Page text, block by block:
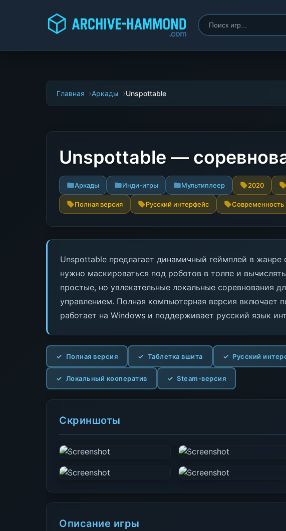
Главная Аркады Unspottable
Unspottable —
Аркады Инди-игры Мультиплеер 2020
Полная версия Русский интерфейс Современность
Unspottable предлагает динамичный геймплей в жанре
нужно маскироваться под роботов в толпе и
простые, но увлекательные локальные соревнования
управлением. Полная компьютерная версия включает
работает на Windows и поддерживает русский язык
Полная версия Таблетка вшита Русский
Локальный кооператив Steam-версия
Скриншоты
Описание игры